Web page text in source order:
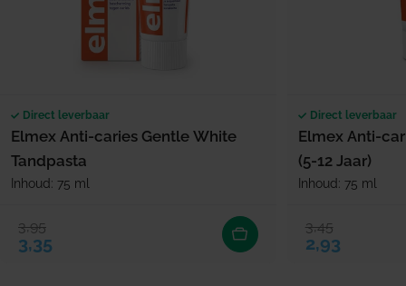
Direct leverbaar
Elmex Anti-caries Gentle White
Tandpasta
Inhoud: 75 ml
Verkoopprijs
3,35
Normale prijs
3,95
Direct leverbaar
Elmex Anti-
(5-12 Jaar)
Inhoud: 75 ml
Verkoopprijs
2,93
Normale prijs
3,45